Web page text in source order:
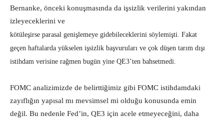
Bernanke, önceki konuşmasında da işsizlik verilerini yakından
izleyeceklerini ve
kötüleşirse parasal genişlemeye gidebileceklerini söylemişti. Fakat
geçen haftalarda yükselen işsizlik başvuruları ve çok düşen tarım dışı
istihdam verisine rağmen bugün yine QE3’ten bahsetmedi.
FOMC analizimizde de belirttiğimiz gibi FOMC istihdamdaki
zayıflığın yapısal mı mevsimsel mi olduğu konusunda emin
değil. Bu nedenle Fed’in, QE3 için acele etmeyeceğini, daha